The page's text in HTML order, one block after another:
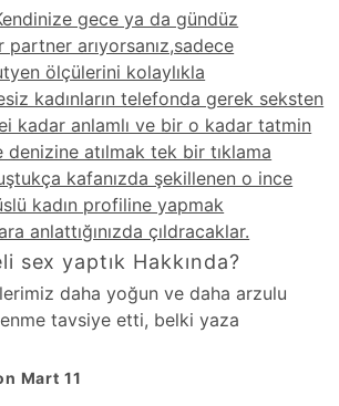
gece ya da gündüz
arıyorsanız,sadece
ölçülerini kolaylıkla
kadınların telefonda gerek seksten
kadar anlamlı ve bir o kadar tatmin
atılmak tek bir tıklama
kafanızda şekillenen o ince
kadın profiline yapmak
anlattığınızda çıldracaklar.
sex yaptık Hakkında?
daha yoğun ve daha arzulu
tavsiye etti, belki yaza
Mart 11